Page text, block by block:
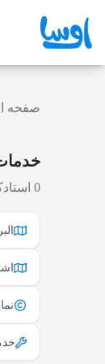
صفحه
0 استادکار